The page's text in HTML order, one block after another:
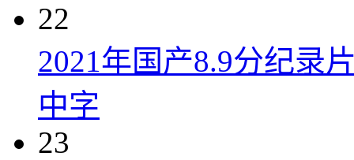
22
2021年国产8.9分纪录
中字
23